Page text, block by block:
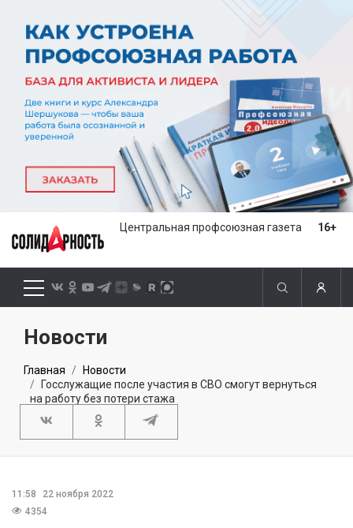
Центральная профсоюзная газета 16+
Новости
Главная
Новости
Госслужащие после участия в СВО смогут вернуться
на работу без потери стажа
11:58
22 ноября 2022
4354